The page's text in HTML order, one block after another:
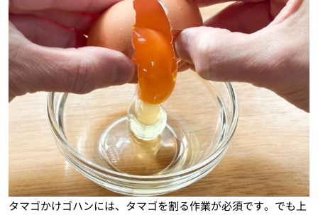
タマゴかけゴハンには、タマゴを割る作業が必須です。でも上